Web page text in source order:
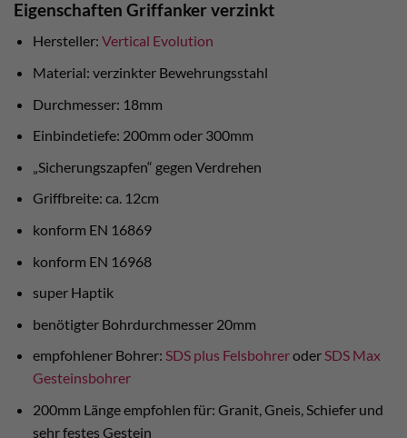
Eigenschaften Griffanker verzinkt
Hersteller: Vertical Evolution
Material: verzinkter Bewehrungsstahl
Durchmesser: 18mm
Einbindetiefe: 200mm oder 300mm
„Sicherungszapfen“ gegen Verdrehen
Griffbreite: ca. 12cm
konform EN 16869
konform EN 16968
super Haptik
benötigter Bohrdurchmesser 20mm
empfohlener Bohrer: SDS plus FelsbohreroderSDS Max
Gesteinsbohrer
200mm Länge empfohlen für: Granit, Gneis, Schiefer und
sehr festes Gestein